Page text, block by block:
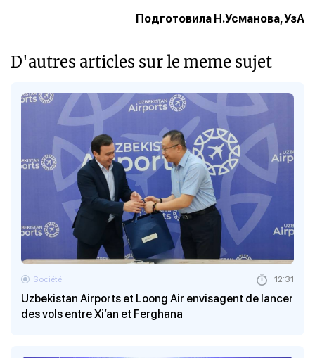
Подготовила Н.Усманова, УзА
D'autres articles sur le meme sujet
Uzbekistan Airports et Loong Air envisagent de lancer
des vols entre Xi’an et Ferghana
Société 12:31